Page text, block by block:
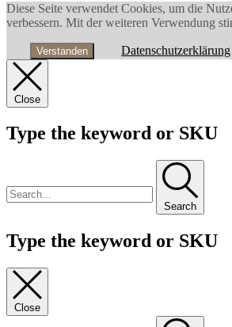
Diese Seite verwendet Cookies, um die
verbessern. Mit der weiteren Verwendung
Verstanden Datenschutzerklärung
Close
Type the keyword or SKU
Search
Type the keyword or SKU
Close